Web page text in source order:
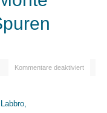
Kommentare deaktiviert